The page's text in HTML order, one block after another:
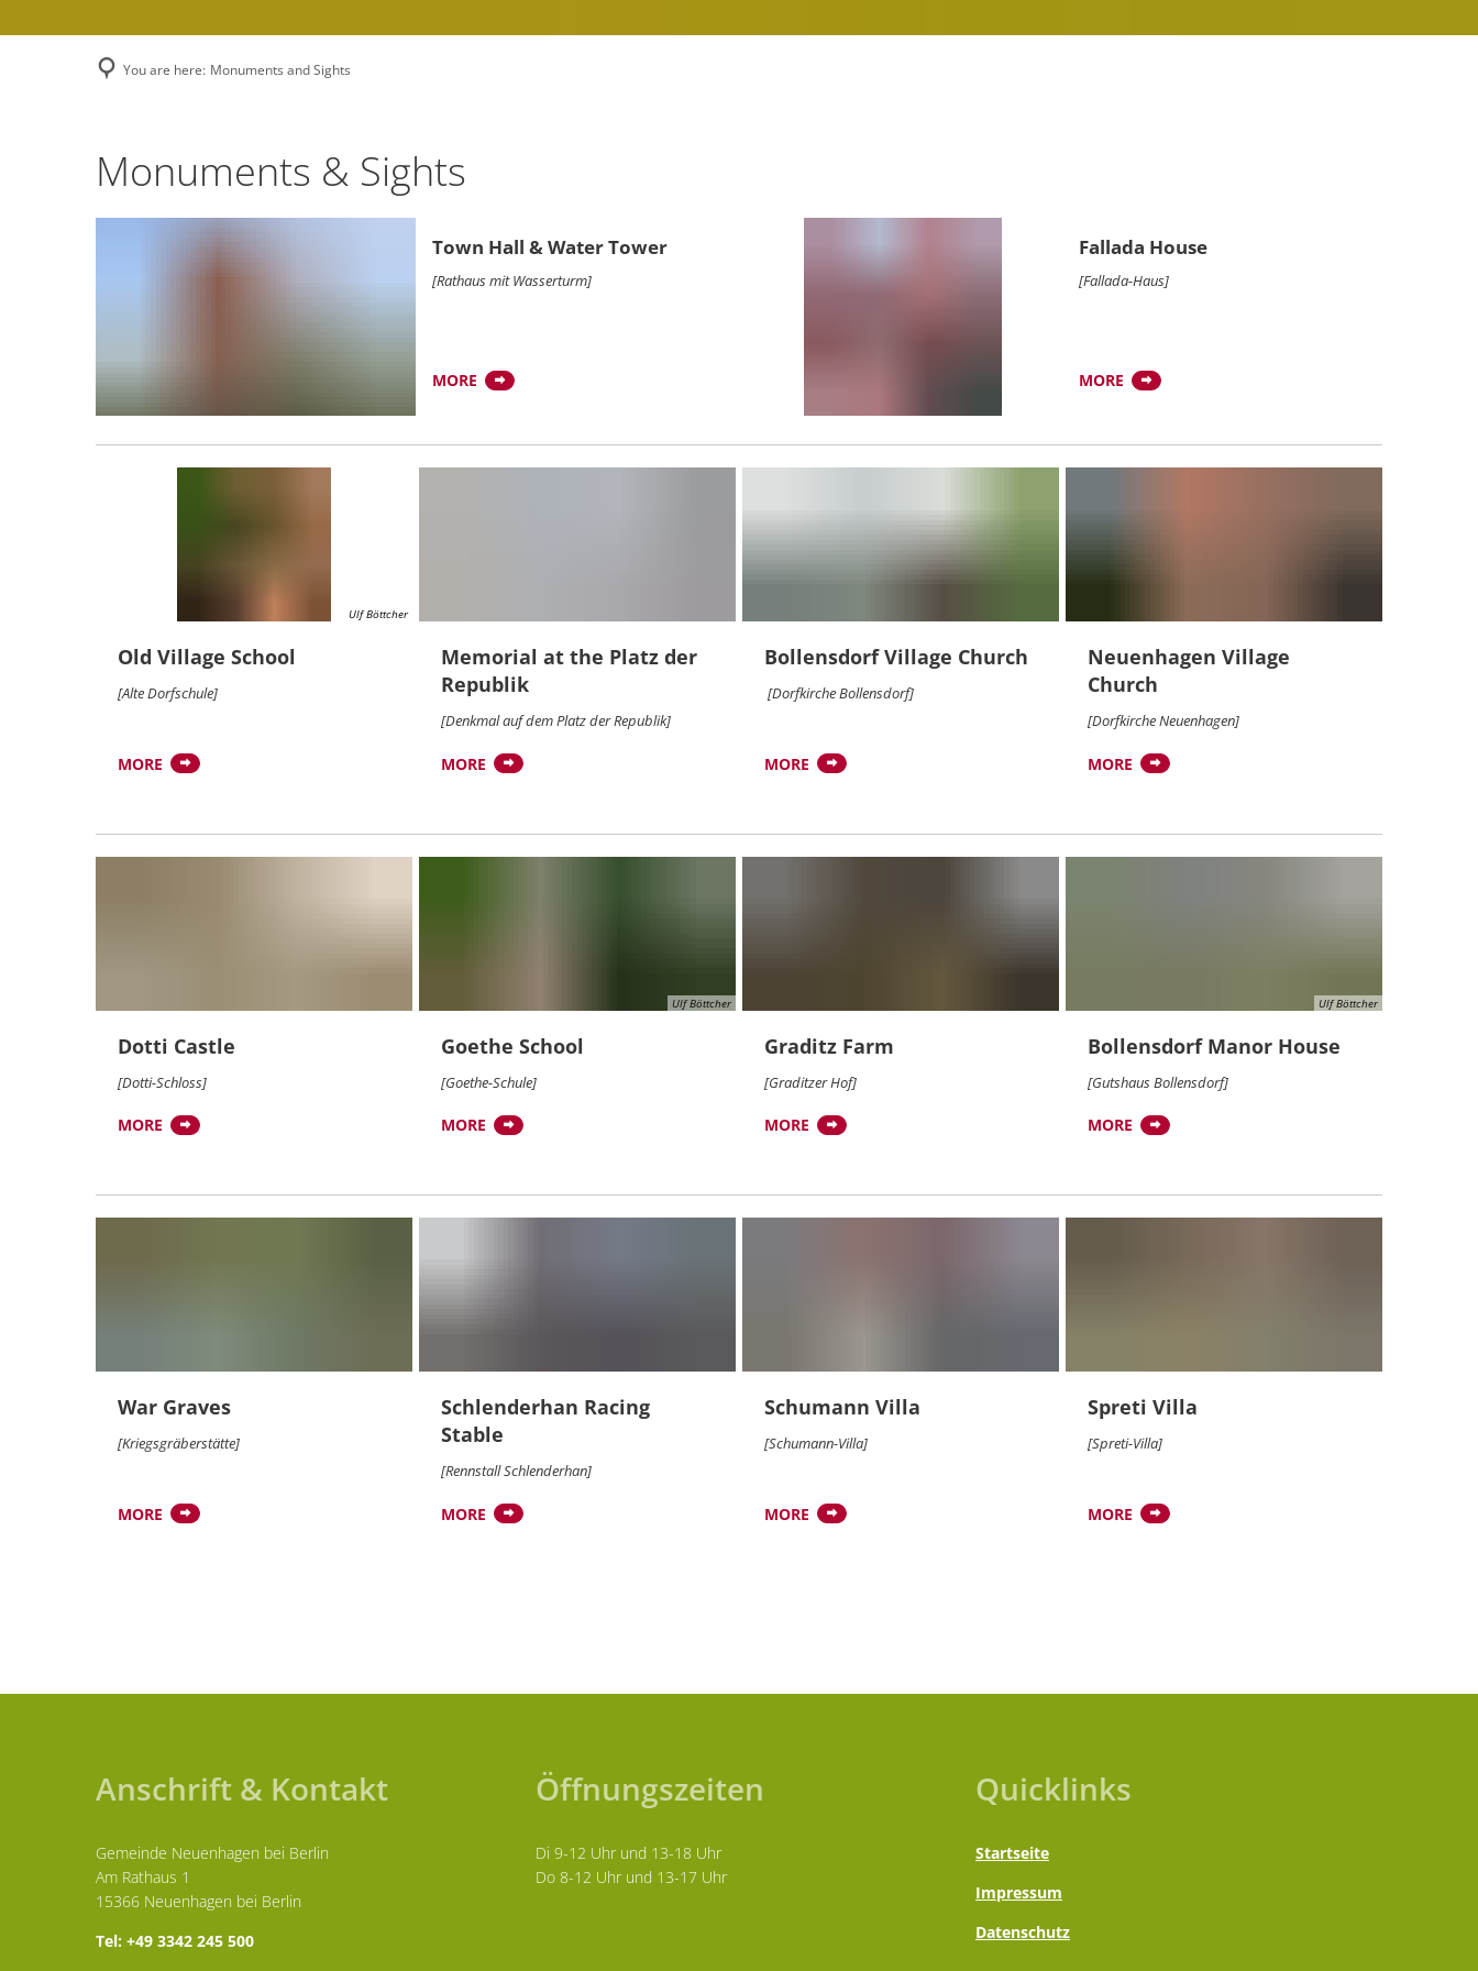
You are here: Monuments and Sights
Monuments
Monuments & Sights
Town Hall & Water Tower
[Rathaus mit Wasserturm]
MORE
Fallada House
[Fallada-Haus]
MORE
Ulf Böttcher
Old Village School
[Alte Dorfschule]
MORE
Memorial at the Platz der
Republik
[Denkmal auf dem Platz der Republik]
MORE
Bollensdorf Village Church
[Dorfkirche Bollensdorf]
MORE
Neuenhagen Village
Church
[Dorfkirche Neuenhagen]
MORE
Dotti Castle
[Dotti-Schloss]
MORE
Ulf Böttcher
Goethe School
[Goethe-Schule]
MORE
Graditz Farm
[Graditzer Hof]
MORE
Ulf Böttcher
Bollensdorf Manor House
[Gutshaus Bollensdorf]
MORE
War Graves
[Kriegsgräberstätte]
MORE
Schlenderhan Racing
Stable
[Rennstall Schlenderhan]
MORE
Schumann Villa
[Schumann-Villa]
MORE
Spreti Villa
[Spreti-Villa]
MORE
Anschrift & Kontakt
Gemeinde Neuenhagen bei Berlin
Am Rathaus 1
15366 Neuenhagen bei Berlin
Tel: +49 3342 245 500
Öffnungszeiten
Di 9-12 Uhr und 13-18 Uhr
Do 8-12 Uhr und 13-17 Uhr
Quicklinks
Startseite
Impressum
Datenschutz